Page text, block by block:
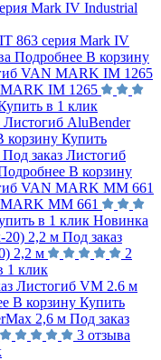
863 серия Mark IV
Подробнее В корзину
IM 1265
в 1 клик
Листогиб AluBender
корзину Купить
Под заказ Листогиб
В корзину
MM 661
в 1 клик Новинка
Под заказ
2,2 м
2
1 клик
Листогиб VM 2.6 м
В корзину Купить
Под заказ
3 отзыва